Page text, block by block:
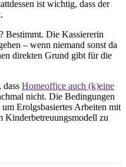
ist wichtig, dass der
Bestimmt. Die Kassiererin
– wenn niemand sonst da
direkten Grund gibt für die
dass Homeoffice auch (k)eine
nicht. Die Bedingungen
Erolgsbasiertes Arbeiten mit
Kinderbetreuungsmodell zu